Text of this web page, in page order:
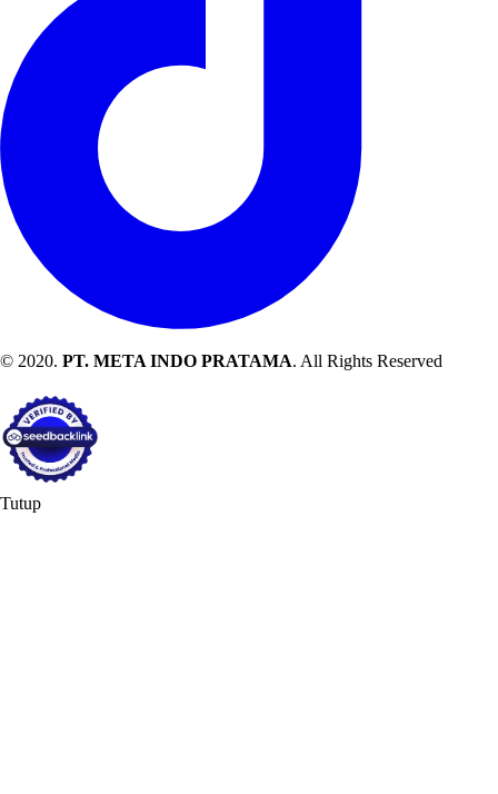
© 2020. PT. META INDO PRATAMA. All Rights Reserved
Tutup